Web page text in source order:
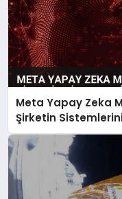
Meta Yapay Zeka
Şirketin